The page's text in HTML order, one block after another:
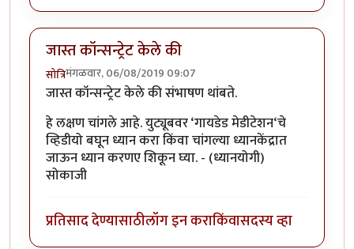
जास्त कॉन्सन्ट्रेट केले की
सोत्रिमंगळवार, 06/08/2019 09:07
जास्त कॉन्सन्ट्रेट केले की संभाषण थांबते.
हे लक्षण चांगले आहे. युट्यूबवर ‘गायडेड मेडीटेशन‘चे
व्हिडीयो बघून ध्यान करा किंवा चांगल्या ध्यानकेंद्रात
जाऊन ध्यान करणए शिकून घ्या. - (ध्यानयोगी)
सोकाजी
प्रतिसाद देण्यासाठीलॉग इन कराकिंवासदस्य व्हा